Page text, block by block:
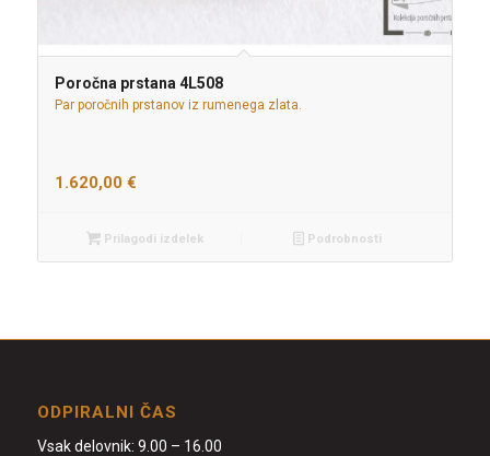
Poročna prstana 4L508
Par poročnih prstanov iz rumenega zlata.
1.620,00 €
Prilagodi izdelek Podrobnosti
ODPIRALNI ČAS
Vsak delovnik: 9.00 – 16.00